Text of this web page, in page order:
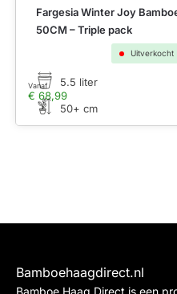
Fargesia Winter Joy
50CM – Triple pack
Uitverkocht
€ 68,99
Vanaf 5.5 liter
50+ cm
Bamboehaagdirect.nl
Bamboe Haag Direct is een